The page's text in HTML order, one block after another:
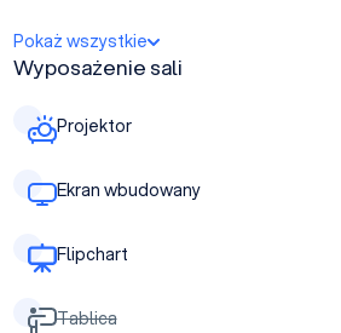
Pokaż wszystkie
Wyposażenie sali
Projektor
Ekran wbudowany
Flipchart
Tablica